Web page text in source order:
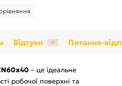
Відгуки 0 Питання-
– це ідеальне
робочої поверхні та